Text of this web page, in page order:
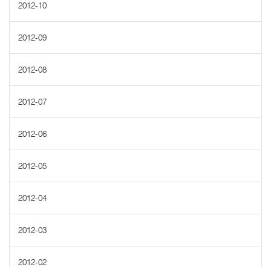
2012-10
2012-09
2012-08
2012-07
2012-06
2012-05
2012-04
2012-03
2012-02